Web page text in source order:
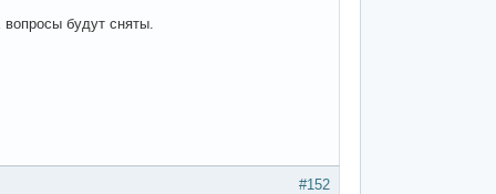
будут сняты.
#152